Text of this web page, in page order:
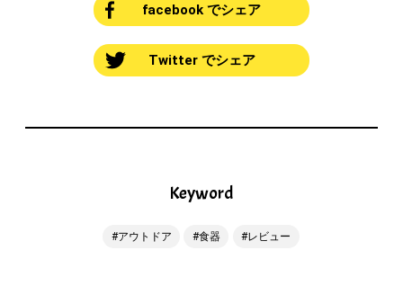
facebook でシェア
Twitter でシェア
Keyword
アウトドア 食器 レビュー